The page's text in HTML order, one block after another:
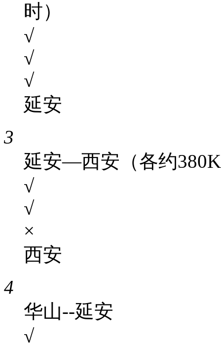
时）
√
√
√
延安
3
延安—西安（各约
√
√
×
西安
4
华山--延安
√